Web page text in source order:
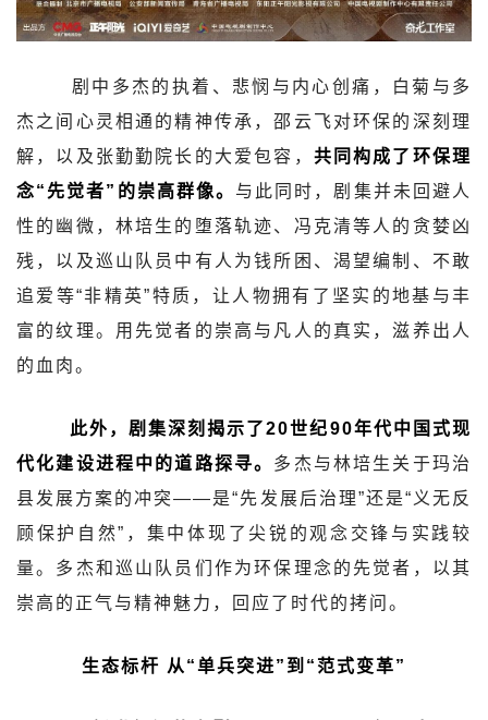
剧中多杰的执着、悲悯与内心创痛，白菊与多
杰之间心灵相通的精神传承，邵云飞对环保的深刻理
解，以及张勤勤院长的大爱包容， 共同构成了环保理
念“先觉者”的崇高群像。 与此同时，剧集并未回避人
性的幽微，林培生的堕落轨迹、冯克清等人的贪婪凶
残，以及巡山队员中有人为钱所困、渴望编制、不敢
追爱等“非精英”特质，让人物拥有了坚实的地基与丰
富的纹理。用先觉者的崇高与凡人的真实，滋养出人
的血肉。
此外，剧集深刻揭示了20世纪90年代中国式现
代化建设进程中的道路探寻。 多杰与林培生关于玛治
县发展方案的冲突——是“先发展后治理”还是“义无反
顾保护自然”，集中体现了尖锐的观念交锋与实践较
量。多杰和巡山队员们作为环保理念的先觉者，以其
崇高的正气与精神魅力，回应了时代的拷问。
生态标杆 从“单兵突进”到“范式变革”